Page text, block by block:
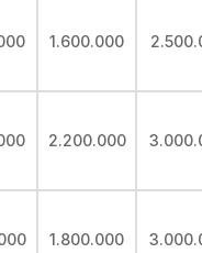
1.600.000
2.200.000
1.800.000